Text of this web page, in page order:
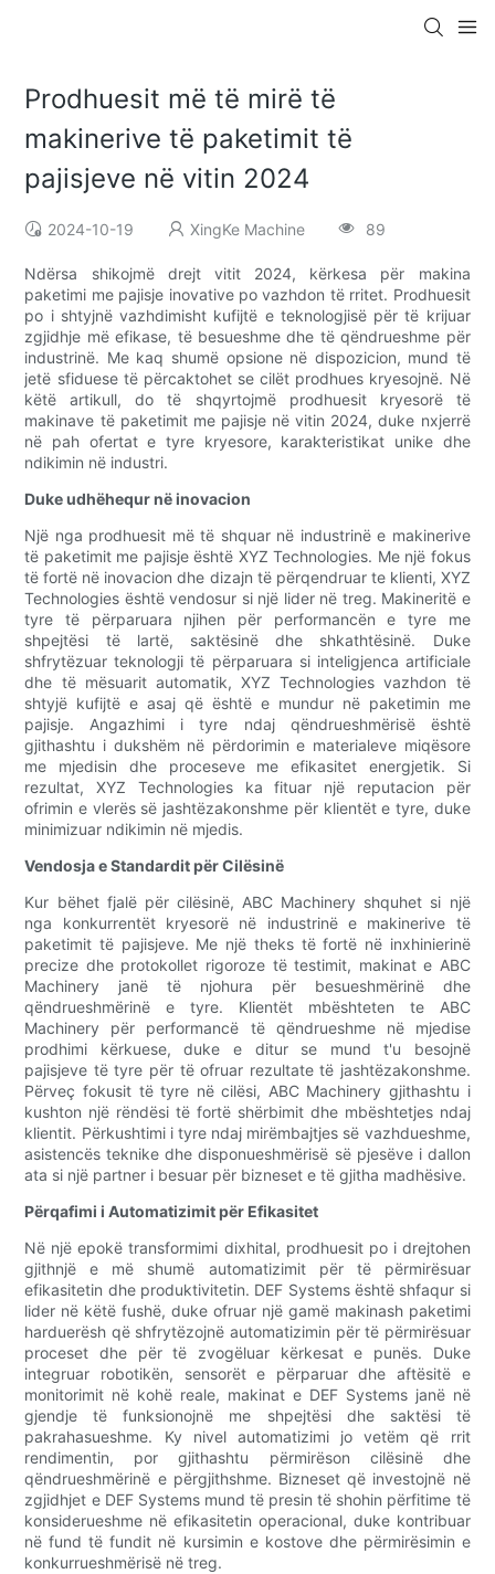
Prodhuesit më të mirë të
makinerive të paketimit të
pajisjeve në vitin 2024
2024-10-19 XingKe Machine 89
Ndërsa shikojmë drejt vitit 2024, kërkesa për makina
paketimi me pajisje inovative po vazhdon të rritet. Prodhuesit
po i shtyjnë vazhdimisht kufijtë e teknologjisë për të krijuar
zgjidhje më efikase, të besueshme dhe të qëndrueshme për
industrinë. Me kaq shumë opsione në dispozicion, mund të
jetë sfiduese të përcaktohet se cilët prodhues kryesojnë. Në
këtë artikull, do të shqyrtojmë prodhuesit kryesorë të
makinave të paketimit me pajisje në vitin 2024, duke nxjerrë
në pah ofertat e tyre kryesore, karakteristikat unike dhe
ndikimin në industri.
Duke udhëhequr në inovacion
Një nga prodhuesit më të shquar në industrinë e makinerive
të paketimit me pajisje është XYZ Technologies. Me një fokus
të fortë në inovacion dhe dizajn të përqendruar te klienti, XYZ
Technologies është vendosur si një lider në treg. Makineritë e
tyre të përparuara njihen për performancën e tyre me
shpejtësi të lartë, saktësinë dhe shkathtësinë. Duke
shfrytëzuar teknologji të përparuara si inteligjenca artificiale
dhe të mësuarit automatik, XYZ Technologies vazhdon të
shtyjë kufijtë e asaj që është e mundur në paketimin me
pajisje. Angazhimi i tyre ndaj qëndrueshmërisë është
gjithashtu i dukshëm në përdorimin e materialeve miqësore
me mjedisin dhe proceseve me efikasitet energjetik. Si
rezultat, XYZ Technologies ka fituar një reputacion për
ofrimin e vlerës së jashtëzakonshme për klientët e tyre, duke
minimizuar ndikimin në mjedis.
Vendosja e Standardit për Cilësinë
Kur bëhet fjalë për cilësinë, ABC Machinery shquhet si një
nga konkurrentët kryesorë në industrinë e makinerive të
paketimit të pajisjeve. Me një theks të fortë në inxhinierinë
precize dhe protokollet rigoroze të testimit, makinat e ABC
Machinery janë të njohura për besueshmërinë dhe
qëndrueshmërinë e tyre. Klientët mbështeten te ABC
Machinery për performancë të qëndrueshme në mjedise
prodhimi kërkuese, duke e ditur se mund t'u besojnë
pajisjeve të tyre për të ofruar rezultate të jashtëzakonshme.
Përveç fokusit të tyre në cilësi, ABC Machinery gjithashtu i
kushton një rëndësi të fortë shërbimit dhe mbështetjes ndaj
klientit. Përkushtimi i tyre ndaj mirëmbajtjes së vazhdueshme,
asistencës teknike dhe disponueshmërisë së pjesëve i dallon
ata si një partner i besuar për bizneset e të gjitha madhësive.
Përqafimi i Automatizimit për Efikasitet
Në një epokë transformimi dixhital, prodhuesit po i drejtohen
gjithnjë e më shumë automatizimit për të përmirësuar
efikasitetin dhe produktivitetin. DEF Systems është shfaqur si
lider në këtë fushë, duke ofruar një gamë makinash paketimi
harduerësh që shfrytëzojnë automatizimin për të përmirësuar
proceset dhe për të zvogëluar kërkesat e punës. Duke
integruar robotikën, sensorët e përparuar dhe aftësitë e
monitorimit në kohë reale, makinat e DEF Systems janë në
gjendje të funksionojnë me shpejtësi dhe saktësi të
pakrahasueshme. Ky nivel automatizimi jo vetëm që rrit
rendimentin, por gjithashtu përmirëson cilësinë dhe
qëndrueshmërinë e përgjithshme. Bizneset që investojnë në
zgjidhjet e DEF Systems mund të presin të shohin përfitime të
konsiderueshme në efikasitetin operacional, duke kontribuar
në fund të fundit në kursimin e kostove dhe përmirësimin e
konkurrueshmërisë në treg.